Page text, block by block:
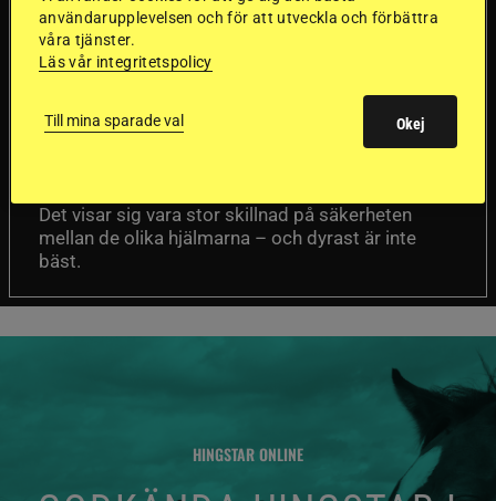
ridhjälmarna blev
sämst i test
Försäkringsbolaget
Det visar sig vara stor skillnad på säkerheten
mellan de olika hjälmarna – och dyrast är inte
bäst.
HINGSTAR ONLINE
användarupplevelsen och för att utveckla och förbättra
våra tjänster.
Läs vår integritetspolicy
Till mina sparade val Okej